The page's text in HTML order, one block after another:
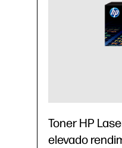
Toner HP
elevado